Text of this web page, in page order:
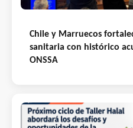
Chile y Marruecos
sanitaria con histórico
ONSSA